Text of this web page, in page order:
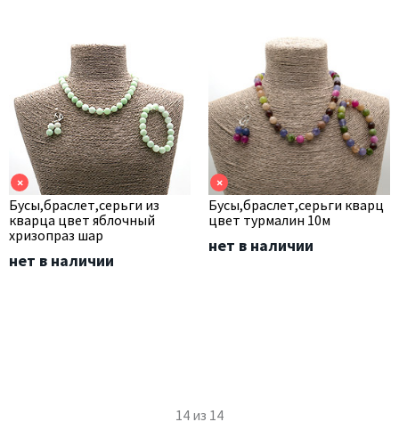
×
Бусы,браслет,серьги из
кварца цвет яблочный
хризопраз шар
нет в наличии
×
Бусы,браслет,серьги кварц
цвет турмалин 10м
нет в наличии
14 из 14